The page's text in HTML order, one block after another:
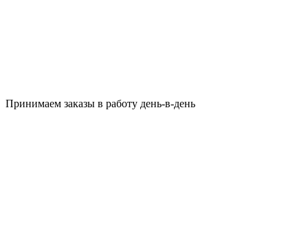
Принимаем заказы в работу день-в-день